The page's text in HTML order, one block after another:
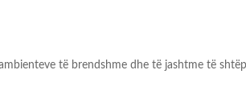
të brendshme dhe të jashtme të